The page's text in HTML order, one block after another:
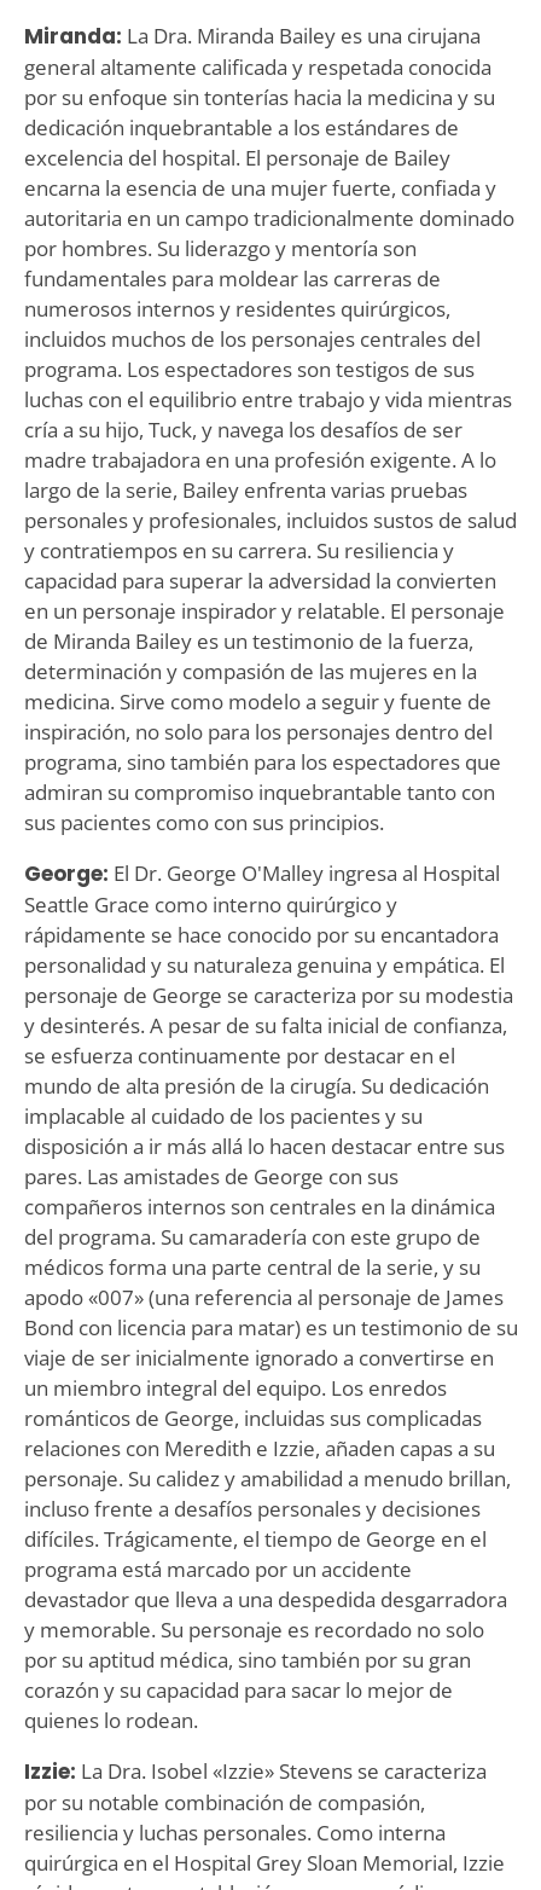
Miranda: La Dra. Miranda Bailey es una cirujana
general altamente calificada y respetada conocida
por su enfoque sin tonterías hacia la medicina y su
dedicación inquebrantable a los estándares de
excelencia del hospital. El personaje de Bailey
encarna la esencia de una mujer fuerte, confiada y
autoritaria en un campo tradicionalmente dominado
por hombres. Su liderazgo y mentoría son
fundamentales para moldear las carreras de
numerosos internos y residentes quirúrgicos,
incluidos muchos de los personajes centrales del
programa. Los espectadores son testigos de sus
luchas con el equilibrio entre trabajo y vida mientras
cría a su hijo, Tuck, y navega los desafíos de ser
madre trabajadora en una profesión exigente. A lo
largo de la serie, Bailey enfrenta varias pruebas
personales y profesionales, incluidos sustos de salud
y contratiempos en su carrera. Su resiliencia y
capacidad para superar la adversidad la convierten
en un personaje inspirador y relatable. El personaje
de Miranda Bailey es un testimonio de la fuerza,
determinación y compasión de las mujeres en la
medicina. Sirve como modelo a seguir y fuente de
inspiración, no solo para los personajes dentro del
programa, sino también para los espectadores que
admiran su compromiso inquebrantable tanto con
sus pacientes como con sus principios.
George: El Dr. George O'Malley ingresa al Hospital
Seattle Grace como interno quirúrgico y
rápidamente se hace conocido por su encantadora
personalidad y su naturaleza genuina y empática. El
personaje de George se caracteriza por su modestia
y desinterés. A pesar de su falta inicial de confianza,
se esfuerza continuamente por destacar en el
mundo de alta presión de la cirugía. Su dedicación
implacable al cuidado de los pacientes y su
disposición a ir más allá lo hacen destacar entre sus
pares. Las amistades de George con sus
compañeros internos son centrales en la dinámica
del programa. Su camaradería con este grupo de
médicos forma una parte central de la serie, y su
apodo «007» (una referencia al personaje de James
Bond con licencia para matar) es un testimonio de su
viaje de ser inicialmente ignorado a convertirse en
un miembro integral del equipo. Los enredos
románticos de George, incluidas sus complicadas
relaciones con Meredith e Izzie, añaden capas a su
personaje. Su calidez y amabilidad a menudo brillan,
incluso frente a desafíos personales y decisiones
difíciles. Trágicamente, el tiempo de George en el
programa está marcado por un accidente
devastador que lleva a una despedida desgarradora
y memorable. Su personaje es recordado no solo
por su aptitud médica, sino también por su gran
corazón y su capacidad para sacar lo mejor de
quienes lo rodean.
Izzie: La Dra. Isobel «Izzie» Stevens se caracteriza
por su notable combinación de compasión,
resiliencia y luchas personales. Como interna
quirúrgica en el Hospital Grey Sloan Memorial, Izzie